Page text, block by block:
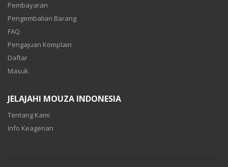
Pembayaran
Pengembalian Barang
FAQ
Pengajuan Komplain
Daftar
Masuk
JELAJAHI MOUZA INDONESIA
Tentang Kami
Info Keagenan